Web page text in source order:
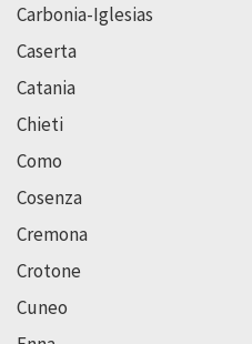
Carbonia-Iglesias
Caserta
Catania
Chieti
Como
Cosenza
Cremona
Crotone
Cuneo